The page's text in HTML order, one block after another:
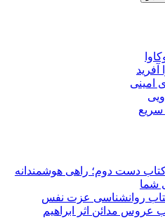
آفرید
امینی
سریع
کتاب دست دوم؛ راهی هوشمندانه
شما
روانشناسی عزت نفس
عروس مدائن اثر ابراهیم